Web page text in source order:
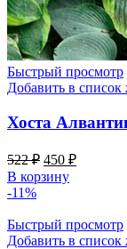
Быстрый просмотр
Добавить в список
Хоста
522₽
цена
составляла
450 ₽Текущая
В корзину
-11%
Быстрый просмотр
Добавить в список